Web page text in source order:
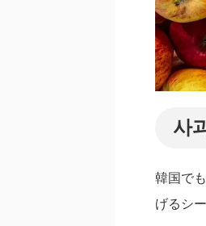
사
韓国で
げるシ